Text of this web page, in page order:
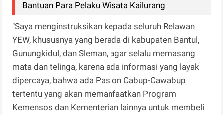
Bantuan Para Pelaku Wisata Kailurang
"Saya menginstruksikan kepada seluruh Relawan
YEW, khususnya yang berada di kabupaten Bantul,
Gunungkidul, dan Sleman, agar selalu memasang
mata dan telinga, karena ada informasi yang layak
dipercaya, bahwa ada Paslon Cabup-Cawabup
tertentu yang akan memanfaatkan Program
Kemensos dan Kementerian lainnya untuk membeli